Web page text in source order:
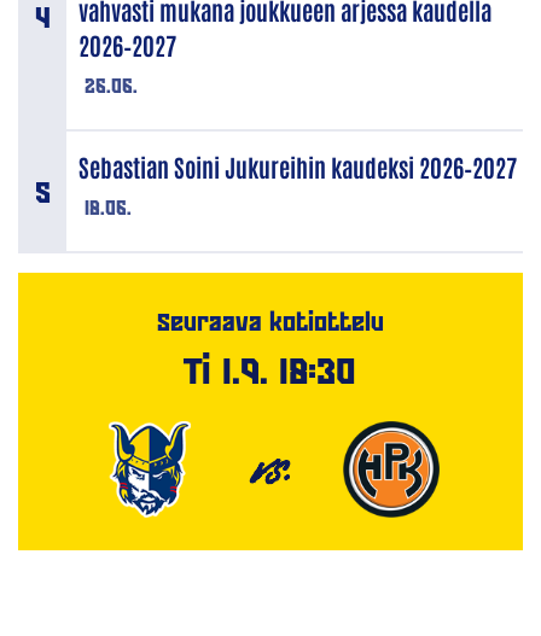
26.06.
vahvasti mukana joukkueen arjessa kaudella
2026–2027
18.06.
Sebastian Soini Jukureihin kaudeksi 2026–2027
Seuraava kotiottelu
Ti 1.9. 18:30
VS.